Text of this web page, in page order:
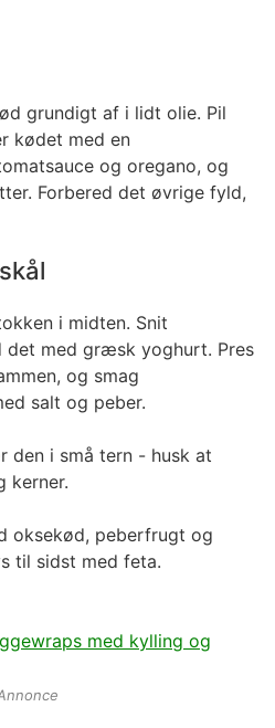
grundigt af i lidt olie. Pil
kødet med en
og oregano, og
Forbered det øvrige fyld,
i midten. Snit
det med græsk yoghurt. Pres
og smag
salt og peber.
i små tern - husk at
kerner.
oksekød, peberfrugt og
til sidst med feta.
med kylling og